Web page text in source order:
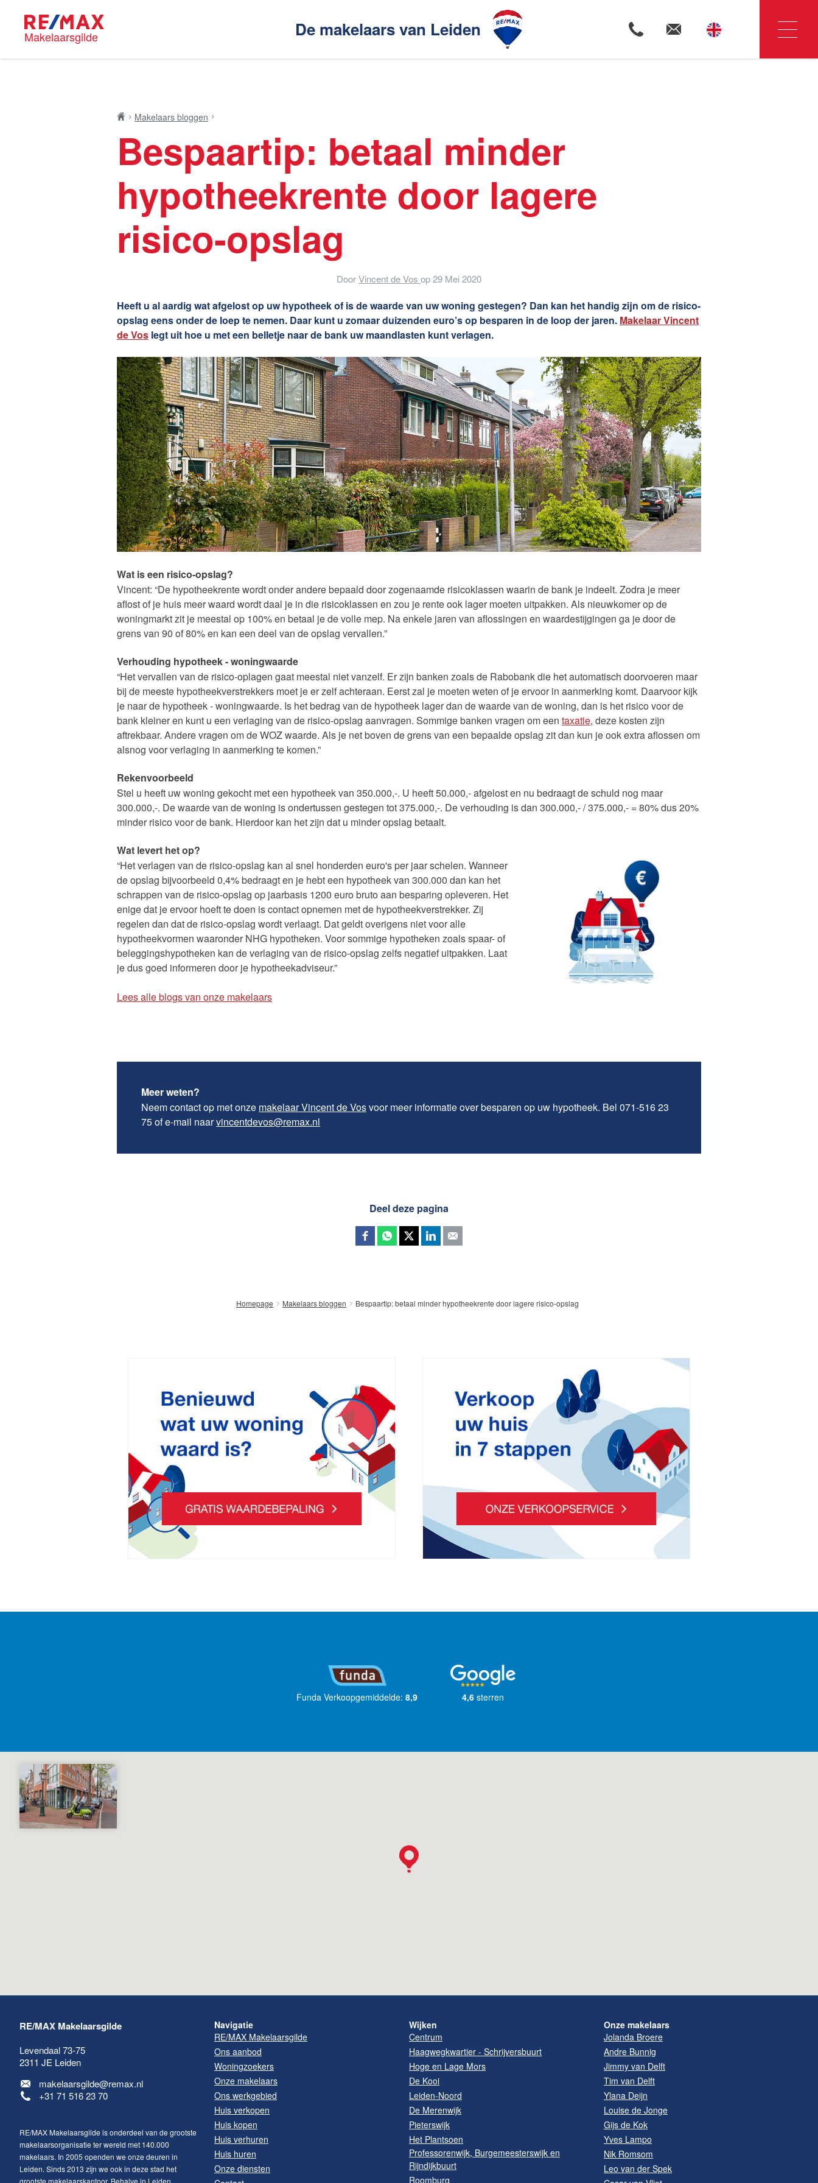
Makelaarsgilde De makelaars van Leiden
Onze makelaars Ons werkgebied
Contact
Nieuwe kansen voor
starters op de Leidse
Makelaars bloggen
Bespaartip: betaal minder
hypotheekrente door lagere
risico-opslag
DoorVincent de Vos op29 Mei 2020
Heeft u al aardig wat afgelost op uw hypotheek of is de waarde van uw woning gestegen? Dan kan het handig zijn om de risico-
opslag eens onder de loep te nemen. Daar kunt u zomaar duizenden euro’s op besparen in de loop der jaren. Makelaar Vincent
de Vos legt uit hoe u met een belletje naar de bank uw maandlasten kunt verlagen.
Wat is een risico-opslag?
Vincent: “De hypotheekrente wordt onder andere bepaald door zogenaamde risicoklassen waarin de bank je indeelt. Zodra je meer
aflost of je huis meer waard wordt daal je in die risicoklassen en zou je rente ook lager moeten uitpakken. Als nieuwkomer op de
woningmarkt zit je meestal op 100% en betaal je de volle mep. Na enkele jaren van aflossingen en waardestijgingen ga je door de
grens van 90 of 80% en kan een deel van de opslag vervallen.”
Verhouding hypotheek - woningwaarde
“Het vervallen van de risico-oplagen gaat meestal niet vanzelf. Er zijn banken zoals de Rabobank die het automatisch doorvoeren maar
bij de meeste hypotheekverstrekkers moet je er zelf achteraan. Eerst zal je moeten weten of je ervoor in aanmerking komt. Daarvoor kijk
je naar de hypotheek - woningwaarde. Is het bedrag van de hypotheek lager dan de waarde van de woning, dan is het risico voor de
bank kleiner en kunt u een verlaging van de risico-opslag aanvragen. Sommige banken vragen om een taxatie, deze kosten zijn
aftrekbaar. Andere vragen om de WOZ waarde. Als je net boven de grens van een bepaalde opslag zit dan kun je ook extra aflossen om
alsnog voor verlaging in aanmerking te komen.”
Rekenvoorbeeld
Stel u heeft uw woning gekocht met een hypotheek van 350.000,-. U heeft 50.000,- afgelost en nu bedraagt de schuld nog maar
300.000,-. De waarde van de woning is ondertussen gestegen tot 375.000,-. De verhouding is dan 300.000,- / 375.000,- = 80% dus 20%
minder risico voor de bank. Hierdoor kan het zijn dat u minder opslag betaalt.
Wat levert het op?
“Het verlagen van de risico-opslag kan al snel honderden euro's per jaar schelen. Wanneer
de opslag bijvoorbeeld 0,4% bedraagt en je hebt een hypotheek van 300.000 dan kan het
schrappen van de risico-opslag op jaarbasis 1200 euro bruto aan besparing opleveren. Het
enige dat je ervoor hoeft te doen is contact opnemen met de hypotheekverstrekker. Zij
regelen dan dat de risico-opslag wordt verlaagt. Dat geldt overigens niet voor alle
hypotheekvormen waaronder NHG hypotheken. Voor sommige hypotheken zoals spaar- of
beleggingshypotheken kan de verlaging van de risico-opslag zelfs negatief uitpakken. Laat
je dus goed informeren door je hypotheekadviseur.”
Lees alle blogs van onze makelaars
Meer weten?
Neem contact op met onze makelaar Vincent de Vosvoor meer informatie over besparen op uw hypotheek. Bel 071-516 23
75 of e-mail naarvincentdevos@remax.nl
Deel deze pagina
Homepage Makelaars bloggen Bespaartip: betaal minder hypotheekrente door lagere risico-opslag
Funda Verkoopgemiddelde:8,9 4,6sterren
RE/MAX Makelaarsgilde
Levendaal 73-75
2311 JE Leiden
makelaarsgilde@remax.nl
+31 71 516 23 70
RE/MAX Makelaarsgilde is onderdeel van de grootste
makelaarsorganisatie ter wereld met 140.000
makelaars. In 2005 openden we onze deuren in
Leiden. Sinds 2013 zijn we ook in deze stad het
grootste makelaarskantoor. Behalve in Leiden
Navigatie
RE/MAX Makelaarsgilde
Ons aanbod
Woningzoekers
Onze makelaars
Ons werkgebied
Huis verkopen
Huis kopen
Huis verhuren
Huis huren
Onze diensten
Wijken
Centrum
Haagwegkwartier - Schrijversbuurt
Hoge en Lage Mors
De Kooi
Leiden-Noord
De Merenwijk
Pieterswijk
Het Plantsoen
Professorenwijk, Burgemeesterswijk en
Rijndijkbuurt
Roomburg
Onze makelaars
Jolanda Broere
Andre Bunnig
Jimmy van Delft
Tim van Delft
Ylana Deijn
Louise de Jonge
Gijs de Kok
Yves Lampo
Nik Romsom
Leo van der Spek